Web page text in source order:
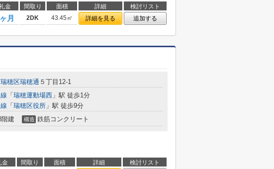
金 間取り 面積 詳細
検討リスト
月 2DK 43.45㎡ 詳細を見る 追加する
穂区瑞穂通 ５丁目12-1
「 瑞穂運動場西 」駅 徒歩1分
「 瑞穂区役所 」駅 徒歩9分
階建 構造 鉄筋コンクリート
金 間取り 面積 詳細
検討リスト